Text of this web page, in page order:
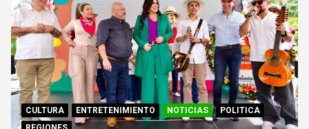
CULTURA ENTRETENIMIENTO NOTICIAS
POLITICA